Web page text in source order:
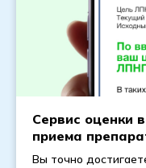
Сервис оценки
приема
Вы точно